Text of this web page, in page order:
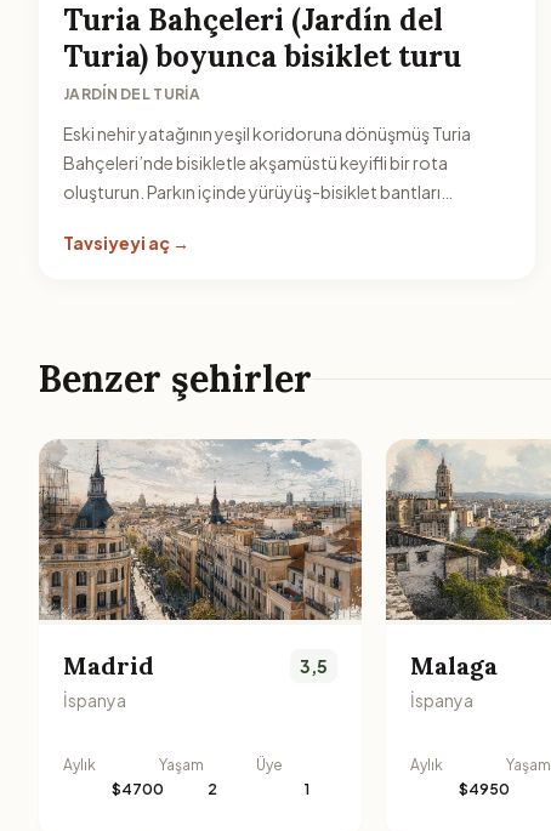
Turia Bahçeleri (Jardín del
Turia) boyunca bisiklet turu
JARDÍN DEL TURIA
Eski nehir yatağının yeşil koridoruna dönüşmüş Turia
Bahçeleri’nde bisikletle akşamüstü keyifli bir rota
oluşturun. Parkın içinde yürüyüş-bisiklet bantları
avantajı var.
Tavsiyeyi aç →
Benzer şehirler
Madrid
İspanya
3,5
Aylık
$4700
Yaşam
2
Üye
1
Malaga
İspanya
Aylık
$4950
Yaşam